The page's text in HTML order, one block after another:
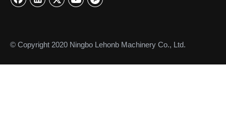
© Copyright 2020 Ningbo Lehonb Machinery Co., Ltd.